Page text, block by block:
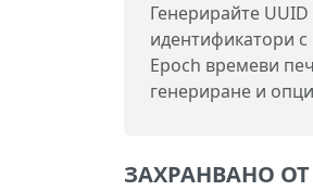
Генерирайте UUID
идентификатори
Epoch времеви
генериране и
ЗАХРАНВАНО ОТ